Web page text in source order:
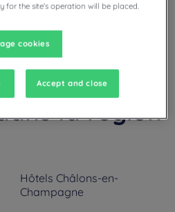
salles de réunion simplifieront leur
la région
Hôtels Châlons-en-
Champagne
for the site's operation will be placed.
cookies
Accept and close